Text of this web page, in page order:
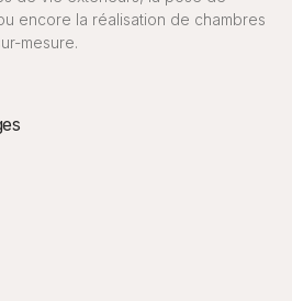
encore la réalisation de chambres
mesure.